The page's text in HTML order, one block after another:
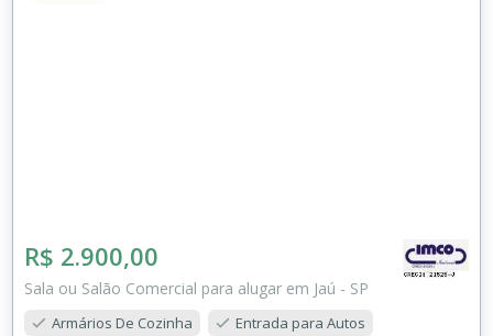
R$ 2.900,00
Sala ou Salão Comercial para alugar em Jaú - SP
Armários De Cozinha
Entrada para Autos